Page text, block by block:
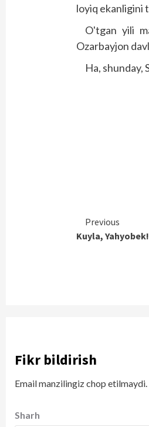
loyiq ekanligini
O'tgan yili
Ozarbayjon
Ha, shunday,
Continue
Reading
Previous
Kuyla, Yahyobek!
Fikr bildirish
Email manzilingiz chop etilmaydi.
Sharh